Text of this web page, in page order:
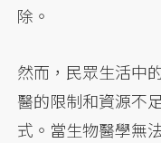
除。
然而，民眾生活中
醫的限制和資源不
式。當生物醫學無